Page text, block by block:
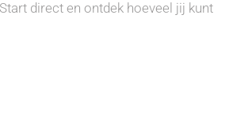
Start direct en ontdek hoeveel jij kunt